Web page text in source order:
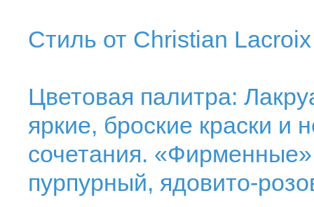
Стиль от Christian Lacroix
Цветовая палитра:
яркие, броские краски и
сочетания.
пурпурный, ядовито-